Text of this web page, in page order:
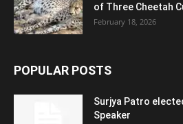
of Three Cheetah
February 18, 2026
POPULAR POSTS
Surjya Patro
Speaker